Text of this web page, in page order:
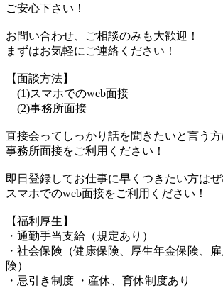
ご安心下さい！
お問い合わせ、ご相談のみも大歓迎！
まずはお気軽にご連絡ください！
【面談方法】
(1)スマホでのweb面接
(2)事務所面接
直接会ってしっかり話を聞きたいと言う方
事務所面接をご利用ください！
即日登録してお仕事に早くつきたい方はぜ
スマホでのweb面接をご利用ください！
【福利厚生】
・通勤手当支給（規定あり）
・社会保険（健康保険、厚生年金保険、
険）
・忌引き制度 ・産休、育休制度あり